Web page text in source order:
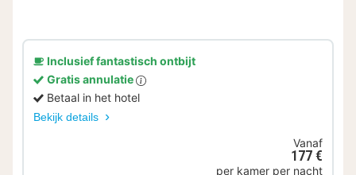
Inclusief fantastisch ontbijt
Gratis annulatie
Betaal in het hotel
Bekijk details
Vanaf
177 €
per kamer per nacht